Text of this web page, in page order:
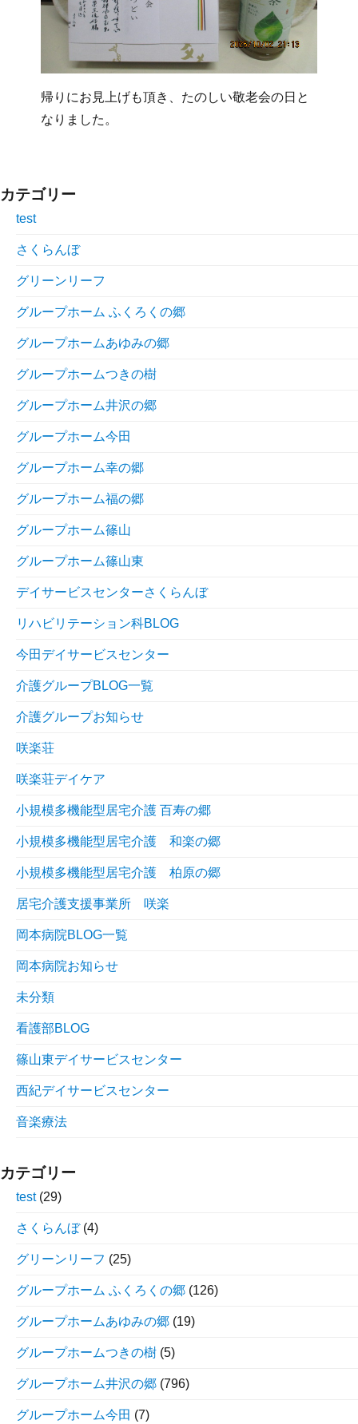
帰りにお見上げも頂き、たのしい敬老会の日と
なりました。
カテゴリー
test
さくらんぼ
グリーンリーフ
グループホーム ふくろくの郷
グループホームあゆみの郷
グループホームつきの樹
グループホーム井沢の郷
グループホーム今田
グループホーム幸の郷
グループホーム福の郷
グループホーム篠山
グループホーム篠山東
デイサービスセンターさくらんぼ
リハビリテーション科BLOG
今田デイサービスセンター
介護グループBLOG一覧
介護グループお知らせ
咲楽荘
咲楽荘デイケア
小規模多機能型居宅介護 百寿の郷
小規模多機能型居宅介護 和楽の郷
小規模多機能型居宅介護 柏原の郷
居宅介護支援事業所 咲楽
岡本病院BLOG一覧
岡本病院お知らせ
未分類
看護部BLOG
篠山東デイサービスセンター
西紀デイサービスセンター
音楽療法
カテゴリー
test(29)
さくらんぼ(4)
グリーンリーフ (25)
グループホーム ふくろくの郷 (126)
グループホームあゆみの郷 (19)
グループホームつきの樹 (5)
グループホーム井沢の郷 (796)
グループホーム今田 (7)